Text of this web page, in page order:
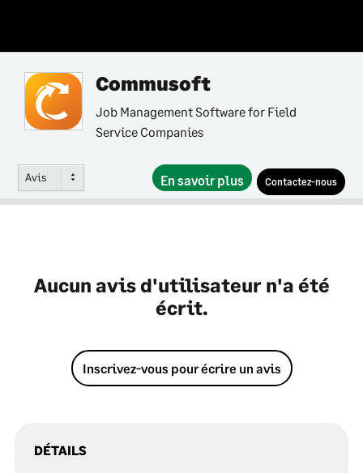
Commusoft
Job Management Software for Field
Service Companies
Avis En savoir plus Contactez-nous
Aucun avis d'utilisateur n'a été
écrit.
Inscrivez-vous pour écrire un avis
DÉTAILS